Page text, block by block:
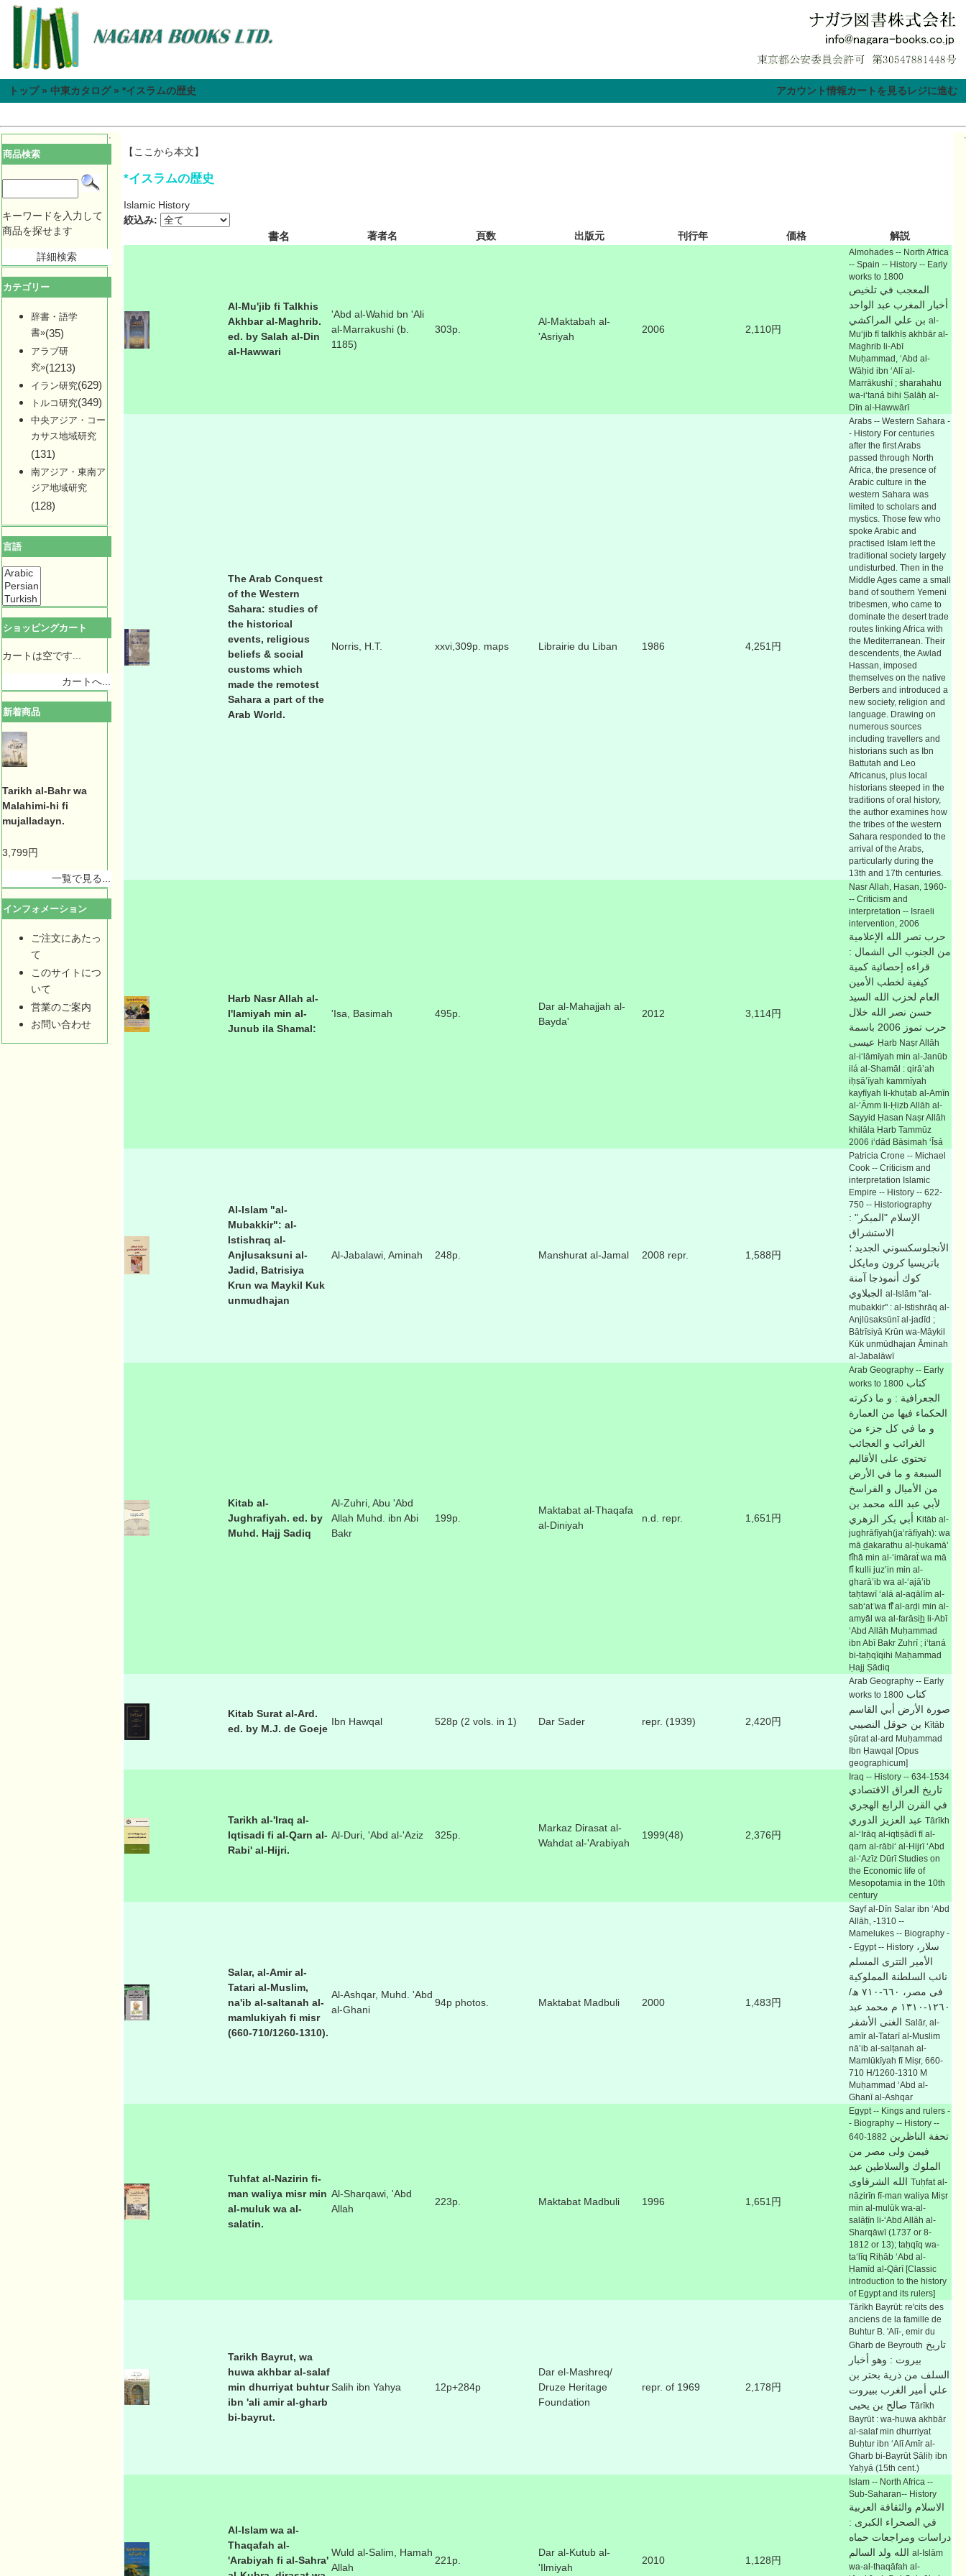
トップ» 中東カタログ» *イスラムの歴史 アカウント情報カートを見るレジに進む
商品検索
キーワードを入力して
商品を探せます
詳細検索
カテゴリー
辞書・語学
書»(35)
アラブ研
究»(1213)
イラン研究(629)
トルコ研究(349)
中央アジア・コー
カサス地域研究
(131)
南アジア・東南ア
ジア地域研究
(128)
言語
ショッピングカート
カートは空です...
カートへ...
新着商品
Tarikh al-Bahr wa
Malahimi-hi fi
mujalladayn.
3,799円
一覧で見る...
インフォメーション
ご注文にあたっ
て
このサイトにつ
いて
営業のご案内
お問い合わせ
【ここから本文】
*イスラムの歴史
Islamic History
絞込み:
書名 著者名 頁数 出版元 刊行年 価格 解説
Al-Mu'jib fi Talkhis
Akhbar al-Maghrib.
ed. by Salah al-Din
al-Hawwari
'Abd al-Wahid bn 'Ali
al-Marrakushi (b.
1185)
303p.
Al-Maktabah al-
'Asriyah
2006 2,110円
Almohades -- North Africa
-- Spain -- History -- Early
works to 1800
المعجب في تلخيص
أخبار المغرب عبد الواحد
al-
Muʻjib fī talkhīṣ akhbār al-
Maghrib li-Abī
Muḥammad, ʻAbd al-
Wāḥid ibn ʻAlī al-
Marrākushī ; sharaḥahu
wa-iʻtaná bihi Ṣalāḥ al-
Dīn al-Hawwārī
The Arab Conquest
of the Western
Sahara: studies of
the historical
events, religious
beliefs & social
customs which
made the remotest
Sahara a part of the
Arab World.
Norris, H.T. xxvi,309p. maps Librairie du Liban 1986 4,251円
Arabs -- Western Sahara -
- History For centuries
after the first Arabs
passed through North
Africa, the presence of
Arabic culture in the
western Sahara was
limited to scholars and
mystics. Those few who
spoke Arabic and
practised Islam left the
traditional society largely
undisturbed. Then in the
Middle Ages came a small
band of southern Yemeni
tribesmen, who came to
dominate the desert trade
routes linking Africa with
the Mediterranean. Their
descendents, the Awlad
Hassan, imposed
themselves on the native
Berbers and introduced a
new society, religion and
language. Drawing on
numerous sources
including travellers and
historians such as Ibn
Battutah and Leo
Africanus, plus local
historians steeped in the
traditions of oral history,
the author examines how
the tribes of the western
Sahara responded to the
arrival of the Arabs,
particularly during the
13th and 17th centuries.
Harb Nasr Allah al-
I'lamiyah min al-
Junub ila Shamal:
'Isa, Basimah 495p.
Dar al-Mahajjah al-
Bayda'
2012 3,114円
Nasr Allah, Hasan, 1960-
-- Criticism and
interpretation -- Israeli
intervention, 2006
حرب نصر الله الإعلامية
من الجنوب الى الشمال :
قراءه إحصائية كمية
كيفية لخطب الأمين
العام لحزب الله السيد
حسن نصر الله خلال
حرب تموز 2006 باسمة
Ḥarb Naṣr Allāh
al-iʻlāmīyah min al-Janūb
ilá al-Shamāl : qirāʼah
iḥṣāʼīyah kammīyah
kayfīyah li-khuṭab al-Amīn
al-ʻĀmm li-Ḥizb Allāh al-
Sayyid Ḥasan Naṣr Allāh
khilāla Ḥarb Tammūz
2006 iʻdād Bāsimah ʻĪsá
Al-Islam "al-
Mubakkir": al-
Istishraq al-
Anjlusaksuni al-
Jadid, Batrisiya
Krun wa Maykil Kuk
unmudhajan
Al-Jabalawi, Aminah 248p. Manshurat al-Jamal 2008 repr. 1,588円
Patricia Crone -- Michael
Cook -- Criticism and
interpretation Islamic
Empire -- History -- 622-
750 -- Historiography
الإسلام "المبكر" :
الاستشراق
الأنجلوسكسوني الجديد ؛
باتريسيا كرون ومايكل
كوك أنموذجا آمنة
al-Islām "al-
mubakkir" : al-Istishrāq al-
Anjlūsaksūnī al-jadīd ;
Bātrīsiyā Krūn wa-Māykil
Kūk unmūdhajan Āminah
al-Jabalāwī
Kitab al-
Jughrafiyah. ed. by
Muhd. Hajj Sadiq
Al-Zuhri, Abu 'Abd
Allah Muhd. ibn Abi
Bakr
199p.
Maktabat al-Thaqafa
al-Diniyah
n.d. repr. 1,651円
Arab Geography -- Early
works to 1800
الجعرافية : و ما ذكرته
الحكماء فيها من العمارة
و ما في كل جزء من
الغرائب و العجائب
تحتوي على الأقاليم
السبعة و ما في الأرض
من الأميال و الفراسخ
لأبي عبد الله محمد بن
Kitāb al-
jughrāfīyah(jaʻrāfīyah): wa
mā d̲akarathu al-ḥukamāʼ
fī̄hā̄ min al-ʻimāraẗ wa mā
fī̄ kulli juzʼin min al-
gharāʼib wa al-ʻajāʼib
taḥtawī ʻalá al-aqālīm al-
sabʻat ̈wa fī̄̄̄ al-arḍi min al-
amyā̄l wa al-farāsih̲ li-Abī
ʻAbd Allāh Muḥammad
ibn Abī Bakr Zuhrī ; iʻtaná
bi-taḥqīqihi Maḥammad
Ḥajj Ṣādiq
Kitab Surat al-Ard.
ed. by M.J. de Goeje
Ibn Hawqal 528p (2 vols. in 1) Dar Sader repr. (1939) 2,420円
Arab Geography -- Early
works to 1800
صورة الأرض أبي القاسم
Kītāb
ṣūrat al-ard Muḥammad
Ibn Ḥawqal [Opus
geographicum]
Tarikh al-'Iraq al-
Iqtisadi fi al-Qarn al-
Rabi' al-Hijri.
Al-Duri, 'Abd al-'Aziz 325p.
Markaz Dirasat al-
Wahdat al-'Arabiyah
1999(48) 2,376円
Iraq -- History -- 634-1534
تاريخ العراق الاقتصادي
في القرن الرابع الهجري
Tārīkh
al-ʻIrāq al-iqtiṣādī fī al-
qarn al-rābiʻ al-Hijrī ʻAbd
al-ʻAzīz Dūrī Studies on
the Economic life of
Mesopotamia in the 10th
century
Salar, al-Amir al-
Tatari al-Muslim,
na'ib al-saltanah al-
mamlukiyah fi misr
(660-710/1260-1310).
Al-Ashqar, Muhd. 'Abd
al-Ghani
94p photos. Maktabat Madbuli 2000 1,483円
Sayf al-Dīn Salar ibn ʻAbd
Allāh, -1310 --
Mamelukes -- Biography -
- Egypt -- History
الأمير التترى المسلم
نائب السلطنة المملوكية
فى مصر، ٦٦٠-٧١٠ ھ/
١٢٦٠-١٣١٠ م محمد عبد
Salār, al-
amīr al-Tatarī al-Muslim
nāʼib al-salṭanah al-
Mamlūkīyah fī Miṣr, 660-
710 H/1260-1310 M
Muḥammad ʻAbd al-
Ghanī al-Ashqar
Tuhfat al-Nazirin fi-
man waliya misr min
al-muluk wa al-
salatin.
Al-Sharqawi, 'Abd
Allah
223p. Maktabat Madbuli 1996 1,651円
Egypt -- Kings and rulers -
- Biography -- History --
640-1882
فيمن ولى مصر من
الملوك والسلاطين عبد
Tuḥfat al-
nāẓirīn fī-man waliya Miṣr
min al-mulūk wa-al-
salāṭīn li-ʻAbd Allāh al-
Sharqāwī (1737 or 8-
1812 or 13); taḥqīq wa-
taʻlīq Riḥāb ʻAbd al-
Ḥamīd al-Qārī [Classic
introduction to the history
of Egypt and its rulers]
Tarikh Bayrut, wa
huwa akhbar al-salaf
min dhurriyat buhtur
ibn 'ali amir al-gharb
bi-bayrut.
Salih ibn Yahya 12p+284p
Dar el-Mashreq/
Druze Heritage
Foundation
repr. of 1969 2,178円
Tārīkh Bayrūt: re'cits des
anciens de la famille de
Buhtur B. 'Alī-, emir du
Gharb de Beyrouth
بيروت : وهو أخبار
السلف من ذرية بحتر بن
علي أمير الغرب ببيروت
Tārīkh
Bayrūt : wa-huwa akhbār
al-salaf min dhurriyat
Buḥtur ibn ʻAlī Amīr al-
Gharb bi-Bayrūt Ṣāliḥ ibn
Yaḥyá (15th cent.)
Al-Islam wa al-
Thaqafah al-
'Arabiyah fi al-Sahra'
Wuld al-Salim, Hamah
Allah
221p.
Dar al-Kutub al-
'Ilmiyah
2010 1,128円
Islam -- North Africa --
Sub-Saharan-- History
الاسلام والثقافة العربية
في الصحراء الكبرى :
دراسات ومراجعات حماه
al-Islām
wa-al-thaqāfah al-